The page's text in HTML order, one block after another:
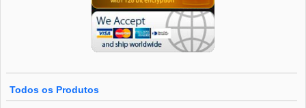
Todos os Produtos